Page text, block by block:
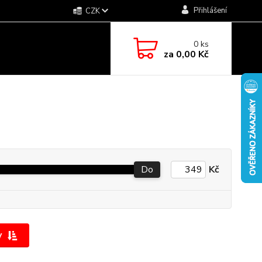
CZK Přihlášení
0ks
za 0,00 Kč
Do Kč